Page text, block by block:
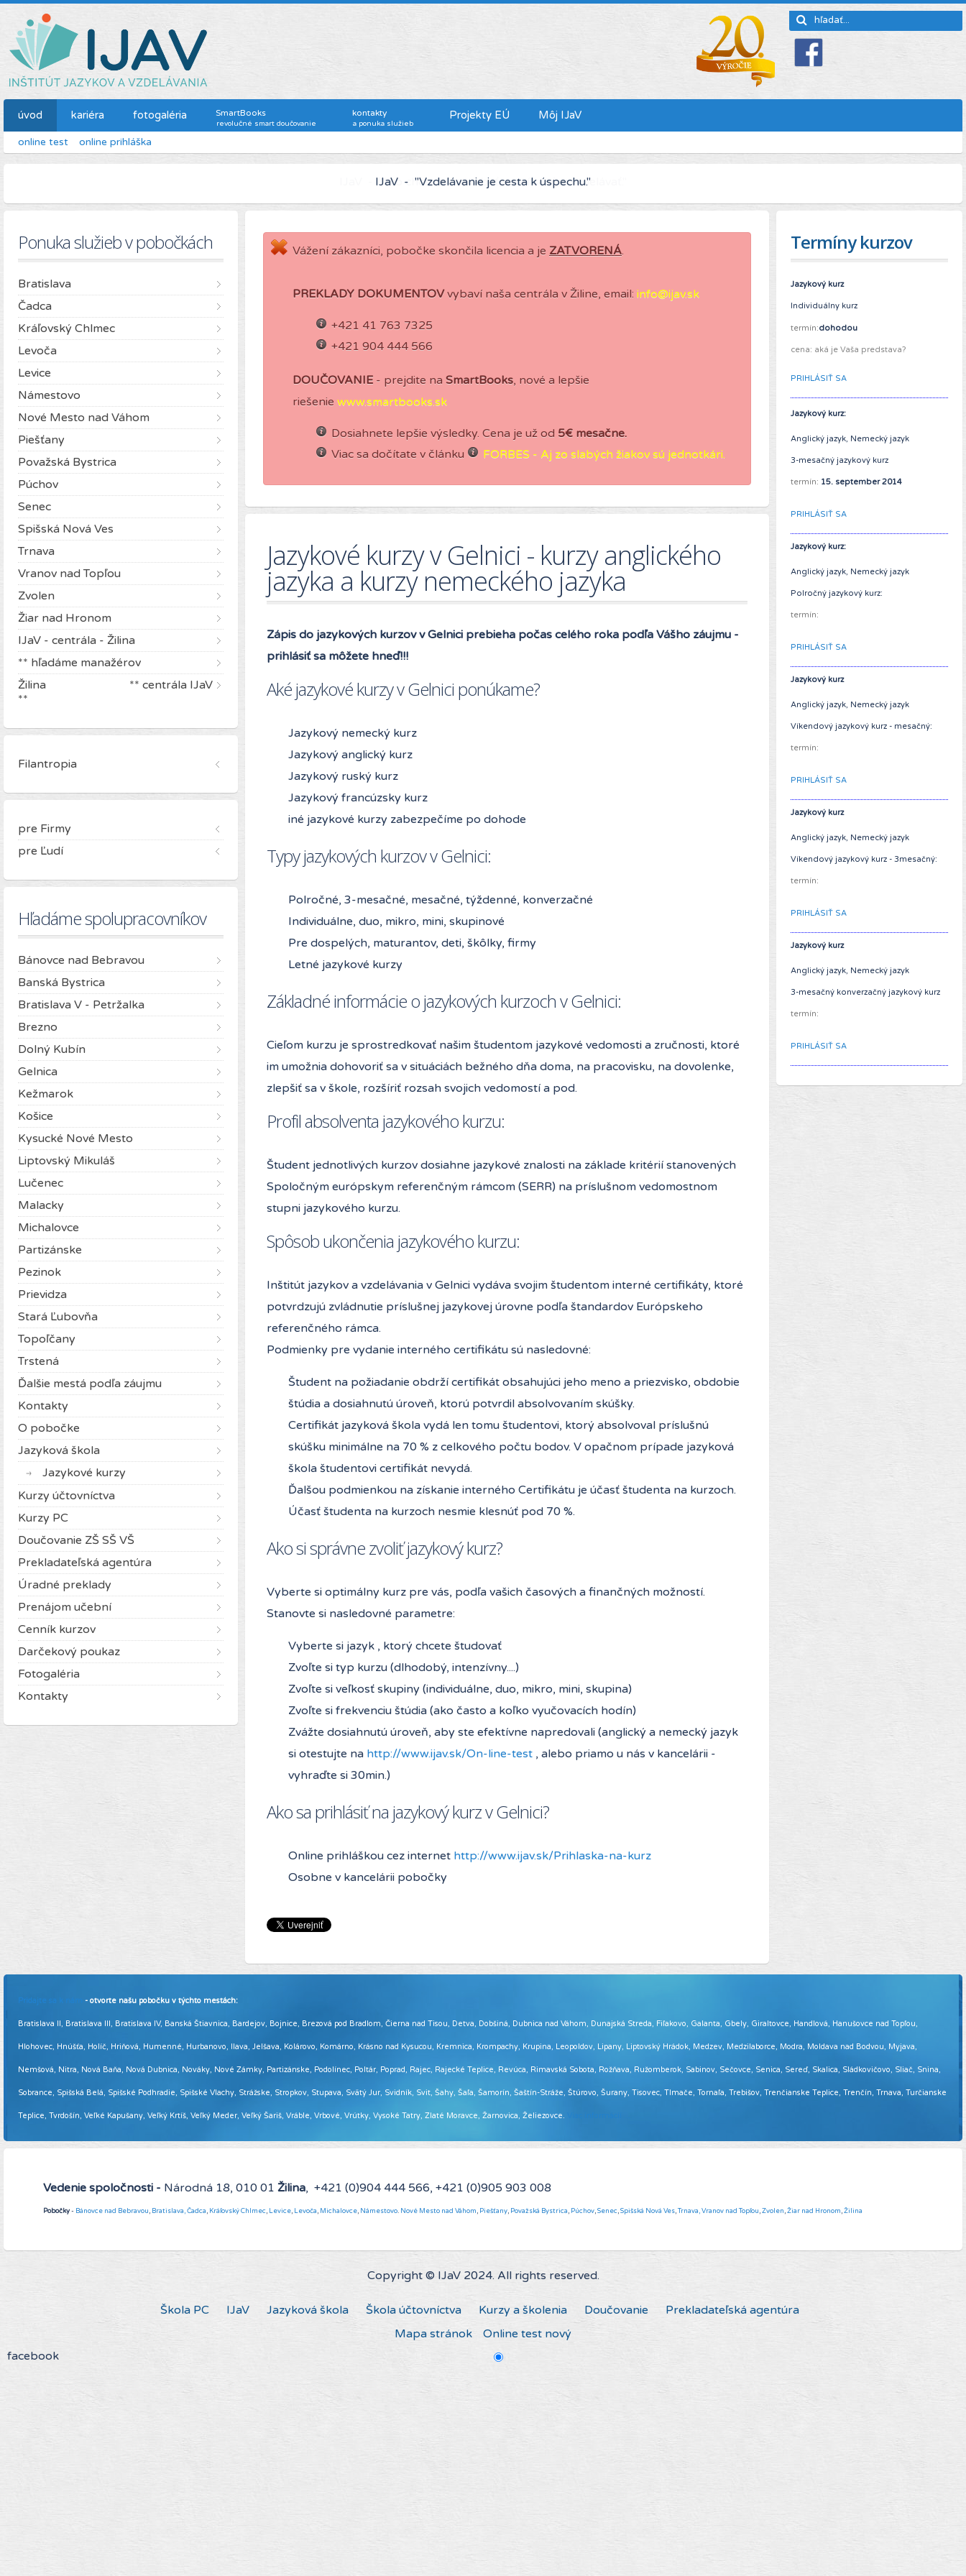
úvod kariéra fotogaléria SmartBooks
revolučné smart doučovanie
kontakty
a ponuka služieb
Projekty EÚ Môj IJaV
online test online prihláška
IJaV - "Kto chce viac zarábať, musí sa viac vzdelávať."
Vážení zákazníci, pobočke skončila licencia a je ZATVORENÁ.
PREKLADY DOKUMENTOVvybaví naša centrála v Žiline, email: info@ijav.sk
+421 41 763 7325
+421 904 444 566
DOUČOVANIE - prejdite na SmartBooks, nové a lepšie
riešenie www.smartbooks.sk
Dosiahnete lepšie výsledky. Cena je už od 5€ mesačne.
Viac sa dočítate v článku
FORBES - Aj zo slabých žiakov sú jednotkári.
Jazykové kurzy v Gelnici - kurzy anglického
jazyka a kurzy nemeckého jazyka
Zápis do jazykových kurzov v Gelnici prebieha počas celého roka podľa Vášho záujmu -
prihlásiť sa môžete hneď!!!
Aké jazykové kurzy v Gelnici ponúkame?
Jazykový nemecký kurz
Jazykový anglický kurz
Jazykový ruský kurz
Jazykový francúzsky kurz
iné jazykové kurzy zabezpečíme po dohode
Typy jazykových kurzov v Gelnici:
Polročné, 3-mesačné, mesačné, týždenné, konverzačné
Individuálne, duo, mikro, mini, skupinové
Pre dospelých, maturantov, deti, škôlky, firmy
Letné jazykové kurzy
Základné informácie o jazykových kurzoch v Gelnici:
Cieľom kurzu je sprostredkovať našim študentom jazykové vedomosti a zručnosti, ktoré
im umožnia dohovoriť sa v situáciách bežného dňa doma, na pracovisku, na dovolenke,
zlepšiť sa v škole, rozšíriť rozsah svojich vedomostí a pod.
Profil absolventa jazykového kurzu:
Študent jednotlivých kurzov dosiahne jazykové znalosti na základe kritérií stanovených
Spoločným európskym referenčným rámcom (SERR) na príslušnom vedomostnom
stupni jazykového kurzu.
Spôsob ukončenia jazykového kurzu:
Inštitút jazykov a vzdelávania v Gelnici vydáva svojim študentom interné certifikáty, ktoré
potvrdzujú zvládnutie príslušnej jazykovej úrovne podľa štandardov Európskeho
referenčného rámca.
Podmienky pre vydanie interného certifikátu sú nasledovné:
Študent na požiadanie obdrží certifikát obsahujúci jeho meno a priezvisko, obdobie
štúdia a dosiahnutú úroveň, ktorú potvrdil absolvovaním skúšky.
Certifikát jazyková škola vydá len tomu študentovi, ktorý absolvoval príslušnú
skúšku minimálne na 70 % z celkového počtu bodov. V opačnom prípade jazyková
škola študentovi certifikát nevydá.
Ďalšou podmienkou na získanie interného Certifikátu je účasť študenta na kurzoch.
Účasť študenta na kurzoch nesmie klesnúť pod 70 %.
Ako si správne zvoliť jazykový kurz?
Vyberte si optimálny kurz pre vás, podľa vašich časových a finančných možností.
Stanovte si nasledovné parametre:
Vyberte si jazyk , ktorý chcete študovať
Zvoľte si typ kurzu (dlhodobý, intenzívny....)
Zvoľte si veľkosť skupiny (individuálne, duo, mikro, mini, skupina)
Zvoľte si frekvenciu štúdia (ako často a koľko vyučovacích hodín)
Zvážte dosiahnutú úroveň, aby ste efektívne napredovali (anglický a nemecký jazyk
si otestujte na http://www.ijav.sk/On-line-test , alebo priamo u nás v kancelárii -
vyhraďte si 30min.)
Ako sa prihlásiť na jazykový kurz v Gelnici?
Online prihláškou cez internet http://www.ijav.sk/Prihlaska-na-kurz
Osobne v kancelárii pobočky
Ponuka služieb v pobočkách
Bratislava
Čadca
Kráľovský Chlmec
Levoča
Levice
Námestovo
Nové Mesto nad Váhom
Piešťany
Považská Bystrica
Púchov
Senec
Spišská Nová Ves
Trnava
Vranov nad Topľou
Zvolen
Žiar nad Hronom
IJaV - centrála - Žilina
** hľadáme manažérov
Žilina ** centrála IJaV
**
Filantropia
pre Firmy
pre Ľudí
Hľadáme spolupracovníkov
Bánovce nad Bebravou
Banská Bystrica
Bratislava V - Petržalka
Brezno
Dolný Kubín
Gelnica
Kežmarok
Košice
Kysucké Nové Mesto
Liptovský Mikuláš
Lučenec
Malacky
Michalovce
Partizánske
Pezinok
Prievidza
Stará Ľubovňa
Topoľčany
Trstená
Ďalšie mestá podľa záujmu
Kontakty
O pobočke
Jazyková škola
Jazykové kurzy
Kurzy účtovníctva
Kurzy PC
Doučovanie ZŠ SŠ VŠ
Prekladateľská agentúra
Úradné preklady
Prenájom učební
Cenník kurzov
Darčekový poukaz
Fotogaléria
Kontakty
Termíny kurzov
Jazykový kurz
Individuálny kurz
termín:dohodou
cena: aká je Vaša predstava?
PRIHLÁSIŤ SA
Jazykový kurz:
Anglický jazyk, Nemecký jazyk
3-mesačný jazykový kurz
termín: 15. september 2014
PRIHLÁSIŤ SA
Jazykový kurz:
Anglický jazyk, Nemecký jazyk
Polročný jazykový kurz:
termín:
PRIHLÁSIŤ SA
Jazykový kurz
Anglický jazyk, Nemecký jazyk
Víkendový jazykový kurz - mesačný:
termín:
PRIHLÁSIŤ SA
Jazykový kurz
Anglický jazyk, Nemecký jazyk
Víkendový jazykový kurz - 3mesačný:
termín:
PRIHLÁSIŤ SA
Jazykový kurz
Anglický jazyk, Nemecký jazyk
3-mesačný konverzačný jazykový kurz
termín:
PRIHLÁSIŤ SA
Pridajte sa k nám - otvorte našu pobočku v týchto mestách:
Bratislava II, Bratislava III, Bratislava IV, Banská Štiavnica, Bardejov, Bojnice, Brezová pod Bradlom, Čierna nad Tisou, Detva, Dobšiná, Dubnica nad Váhom, Dunajská Streda, Fiľakovo, Galanta, Gbely, Giraltovce, Handlová, Hanušovce nad Topľou,
Hlohovec, Hnúšťa, Holíč, Hriňová, Humenné, Hurbanovo, Ilava, Jelšava, Kolárovo, Komárno, Krásno nad Kysucou, Kremnica, Krompachy, Krupina, Leopoldov, Lipany, Liptovský Hrádok, Medzev, Medzilaborce, Modra, Moldava nad Bodvou, Myjava,
Nemšová, Nitra, Nová Baňa, Nová Dubnica, Nováky, Nové Zámky, Partizánske, Podolínec, Poltár, Poprad, Rajec, Rajecké Teplice, Revúca, Rimavská Sobota, Rožňava, Ružomberok, Sabinov, Sečovce, Senica, Sereď, Skalica, Sládkovičovo, Sliač, Snina,
Sobrance, Spišská Belá, Spišské Podhradie, Spišské Vlachy, Strážske, Stropkov, Stupava, Svätý Jur, Svidník, Svit, Šahy, Šaľa, Šamorín, Šaštín-Stráže, Štúrovo, Šurany, Tisovec, Tlmače, Tornaľa, Trebišov, Trenčianske Teplice, Trenčín, Trnava, Turčianske
Teplice, Tvrdošín, Veľké Kapušany, Veľký Krtíš, Veľký Meder, Veľký Šariš, Vráble, Vrbové, Vrútky, Vysoké Tatry, Zlaté Moravce, Žarnovica, Želiezovce.
Vedenie spoločnosti - Národná 18, 010 01 Žilina, +421 (0)904 444 566, +421 (0)905 903 008
Pobočky- Bánovce nad Bebravou, Bratislava,Čadca, Kráľovský Chlmec, Levice, Levoča, Michalovce, Námestovo. Nové Mesto nad Váhom, Piešťany, Považská Bystrica, Púchov,Senec,Spišská Nová Ves,Trnava,Vranov nad Topľou,Zvolen,Žiar nad Hronom,Žilina
Copyright © IJaV 2024. All rights reserved.
Škola PC IJaV Jazyková škola Škola účtovníctva Kurzy a školenia Doučovanie
Prekladateľská agentúra
Mapa stránok
Online test nový
facebook